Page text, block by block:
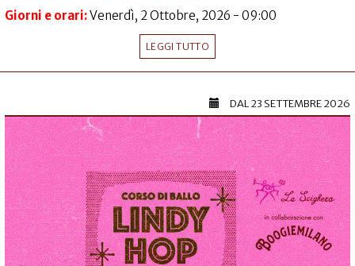
Giorni e orari:Venerdì, 2 Ottobre, 2026 - 09:00
LEGGI TUTTO
DAL23 SETTEMBRE 2026